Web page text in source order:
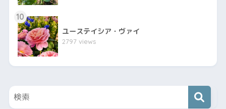
10
ユーステイシア・ヴァイ
2797 views